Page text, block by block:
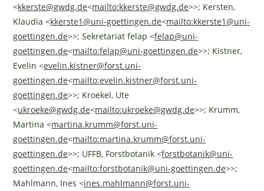
<kkerste@gwdg.de<mailto:kkerste@gwdg.de>>; Kersten,
Klaudia <kkerste1@uni-goettingen.de<mailto:kkerste1@uni-
goettingen.de>>; Sekretariat felap <felap@uni-
goettingen.de<mailto:felap@uni-goettingen.de>>; Kistner,
Evelin <evelin.kistner@forst.uni-
goettingen.de<mailto:evelin.kistner@forst.uni-
goettingen.de>>; Kroekel, Ute
<ukroeke@gwdg.de<mailto:ukroeke@gwdg.de>>; Krumm,
Martina <martina.krumm@forst.uni-
goettingen.de<mailto:martina.krumm@forst.uni-
goettingen.de>>; UFFB, Forstbotanik <forstbotanik@uni-
goettingen.de<mailto:forstbotanik@uni-goettingen.de>>;
Mahlmann, Ines <ines.mahlmann@forst.uni-